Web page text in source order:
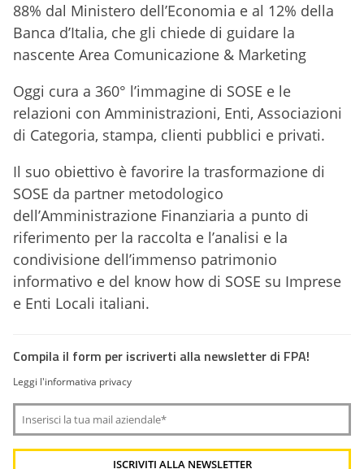
88% dal Ministero dell’Economia e al 12% della
Banca d’Italia, che gli chiede di guidare la
nascente Area Comunicazione & Marketing
Oggi cura a 360° l’immagine di SOSE e le
relazioni con Amministrazioni, Enti, Associazioni
di Categoria, stampa, clienti pubblici e privati.
Il suo obiettivo è favorire la trasformazione di
SOSE da partner metodologico
dell’Amministrazione Finanziaria a punto di
riferimento per la raccolta e l’analisi e la
condivisione dell’immenso patrimonio
informativo e del know how di SOSE su Imprese
e Enti Locali italiani.
Compila il form per iscriverti alla newsletter di FPA!
Leggi l'informativa privacy